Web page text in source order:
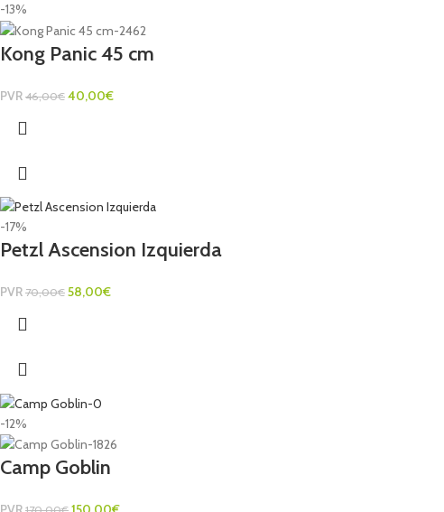
-13%
Kong Panic 45 cm
PVR 46,00€ 40,00€
-17%
Petzl Ascension Izquierda
PVR 70,00€ 58,00€
-12%
Camp Goblin